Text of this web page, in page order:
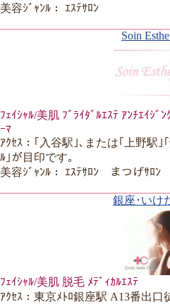
美容ｼﾞｬﾝﾙ： ｴｽﾃｻﾛﾝ
Soin
ﾌｪｲｼｬﾙ/美肌 ﾌﾞﾗｲﾀﾞﾙｴｽﾃ ｱﾝﾁｴｲｼﾞ
ｰﾏ
ｱｸｾｽ：｢入谷駅｣､または｢上野駅｣
ﾙ｣が目印です｡
美容ｼﾞｬﾝﾙ： ｴｽﾃｻﾛﾝ まつげｻﾛﾝ
銀座･いけ
ﾌｪｲｼｬﾙ/美肌 脱毛 ﾒﾃﾞｨｶﾙｴｽﾃ
ｱｸｾｽ：東京ﾒﾄﾛ銀座駅 A13番出口